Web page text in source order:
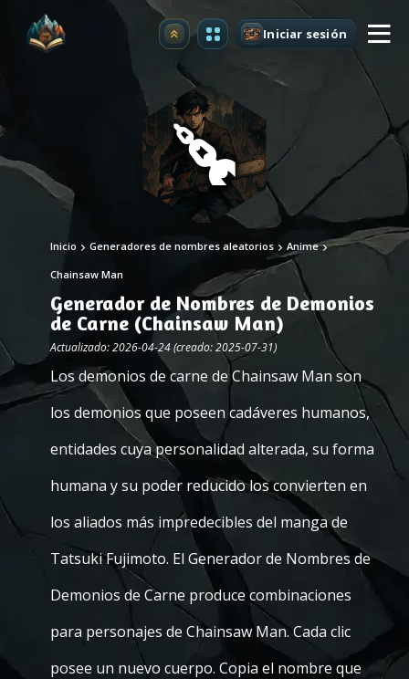
Mejorar Iniciar sesión
Inicio Generadores de nombres aleatorios Anime
Chainsaw Man
Generador de Nombres de Demonios
de Carne (Chainsaw Man)
Actualizado: 2026-04-24 (creado: 2025-07-31)
Los demonios de carne de Chainsaw Man son
los demonios que poseen cadáveres humanos,
entidades cuya personalidad alterada, su forma
humana y su poder reducido los convierten en
los aliados más impredecibles del manga de
Tatsuki Fujimoto. El Generador de Nombres de
Demonios de Carne produce combinaciones
para personajes de Chainsaw Man. Cada clic
posee un nuevo cuerpo. Copia el nombre que